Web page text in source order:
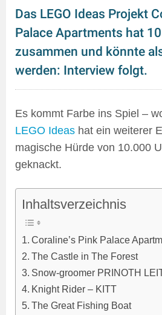
Das LEGO Ideas Projekt
Palace Apartments hat
zusammen und könnte
werden: Interview folgt.
Es kommt Farbe ins Spiel –
LEGO Ideas hat ein weiterer
magische Hürde von 10.000
geknackt.
Inhaltsverzeichnis
Coraline’s Pink Palace
The Castle in The Forest
Snow-groomer PRINOTH
Knight Rider – KITT
The Great Fishing Boat